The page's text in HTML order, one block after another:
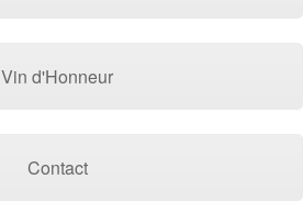
Vin d'Honneur
Contact